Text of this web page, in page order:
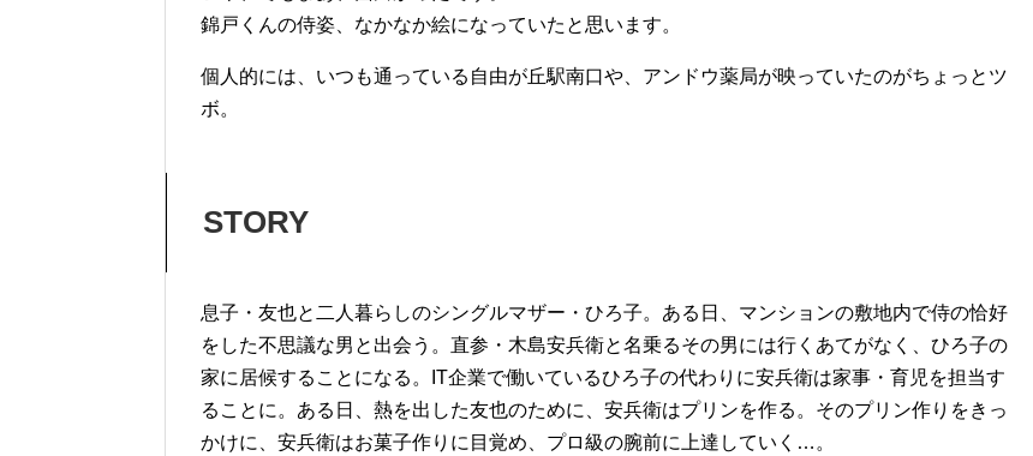
錦戸くんの侍姿、なかなか絵になっていたと思います。
個人的には、いつも通っている自由が丘駅南口や、アンドウ薬局が映っていたのがちょっとツ
ボ。
STORY
息子・友也と二人暮らしのシングルマザー・ひろ子。ある日、マンションの敷地内で侍の恰好
をした不思議な男と出会う。直参・木島安兵衛と名乗るその男には行くあてがなく、ひろ子の
家に居候することになる。IT企業で働いているひろ子の代わりに安兵衛は家事・育児を担当す
ることに。ある日、熱を出した友也のために、安兵衛はプリンを作る。そのプリン作りをきっ
かけに、安兵衛はお菓子作りに目覚め、プロ級の腕前に上達していく…。